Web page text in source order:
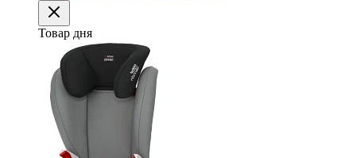
Товар дня